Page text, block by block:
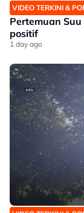
VIDEO TERKINI &
Pertemuan
positif
1 day ago